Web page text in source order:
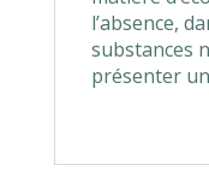
l’absence,
substances
présenter